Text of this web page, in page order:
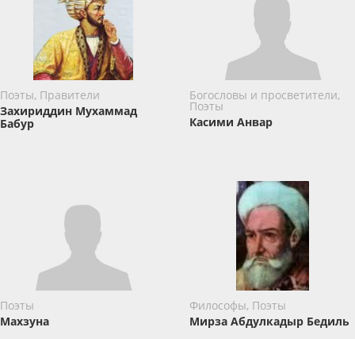
Поэты, Правители
Захириддин Мухаммад
Бабур
Богословы и просветители,
Поэты
Касими Анвар
Поэты
Махзуна
Философы, Поэты
Мирза Абдулкадыр Бедиль